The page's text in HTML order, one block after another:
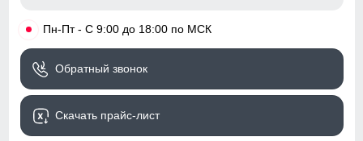
• Пн-Пт - С 9:00 до 18:00 по МСК
Обратный звонок
Скачать прайс-лист